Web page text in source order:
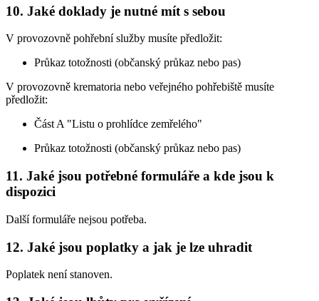
10. Jaké doklady je nutné mít s sebou
V provozovně pohřební služby musíte předložit:
Průkaz totožnosti (občanský průkaz nebo pas)
V provozovně krematoria nebo veřejného pohřebiště musíte
předložit:
Část A "Listu o prohlídce zemřelého"
Průkaz totožnosti (občanský průkaz nebo pas)
11. Jaké jsou potřebné formuláře a kde jsou k
dispozici
Další formuláře nejsou potřeba.
12. Jaké jsou poplatky a jak je lze uhradit
Poplatek není stanoven.